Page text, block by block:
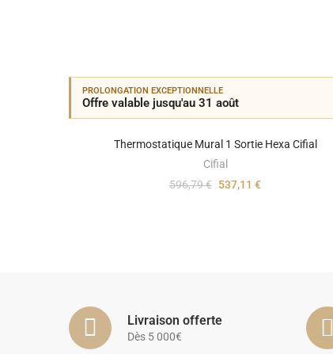
PROLONGATION EXCEPTIONNELLE
Offre valable jusqu'au 31 août
Thermostatique Mural 1 Sortie Hexa Cifial
Cifial
596,79 € 537,11 €
Livraison offerte
Dès 5 000€